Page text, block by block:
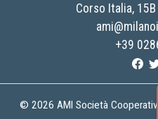
Corso Italia,
+39
© 2026 AMI Società Cooperativa